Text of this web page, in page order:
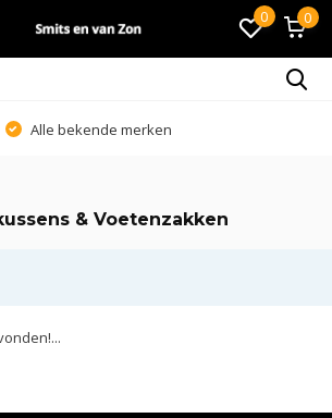
0 0
Alle bekende merken
& Voetenzakken